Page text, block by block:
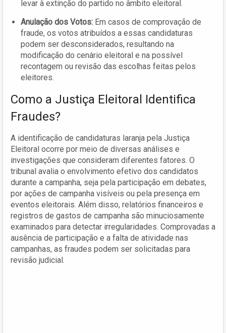
levar à extinção do partido no âmbito eleitoral.
Anulação dos Votos: Em casos de comprovação de
fraude, os votos atribuídos a essas candidaturas
podem ser desconsiderados, resultando na
modificação do cenário eleitoral e na possível
recontagem ou revisão das escolhas feitas pelos
eleitores.
Como a Justiça Eleitoral Identifica
Fraudes?
A identificação de candidaturas laranja pela Justiça
Eleitoral ocorre por meio de diversas análises e
investigações que consideram diferentes fatores. O
tribunal avalia o envolvimento efetivo dos candidatos
durante a campanha, seja pela participação em debates,
por ações de campanha visíveis ou pela presença em
eventos eleitorais. Além disso, relatórios financeiros e
registros de gastos de campanha são minuciosamente
examinados para detectar irregularidades. Comprovadas a
ausência de participação e a falta de atividade nas
campanhas, as fraudes podem ser solicitadas para
revisão judicial.